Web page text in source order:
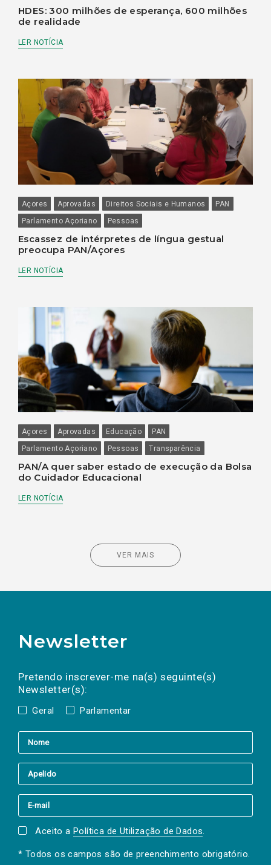
HDES: 300 milhões de esperança, 600 milhões
de realidade
LER NOTÍCIA
Açores Aprovadas Direitos Sociais e Humanos
PAN
Parlamento Açoriano
Pessoas
Escassez de intérpretes de língua gestual
preocupa PAN/Açores
LER NOTÍCIA
Açores Aprovadas Educação
PAN
Parlamento Açoriano
Pessoas Transparência
PAN/A quer saber estado de execução da Bolsa
do Cuidador Educacional
LER NOTÍCIA
VER MAIS
Newsletter
Pretendo inscrever-me na(s) seguinte(s)
Newsletter(s):
Geral Parlamentar
a(s) newsletter(s).
mail
Aceito a Política de Utilização de Dados.
* Todos os campos são de preenchimento obrigatório.